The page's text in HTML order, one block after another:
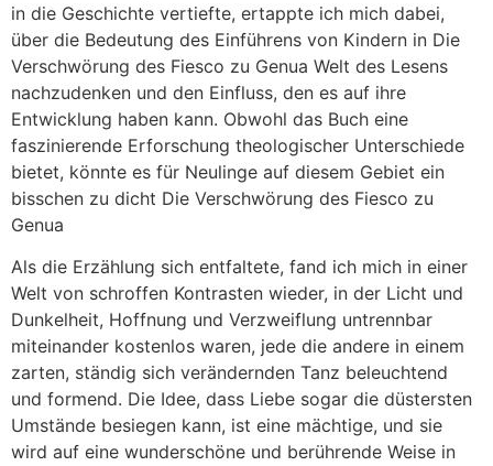
in die Geschichte vertiefte, ertappte ich mich dabei,
über die Bedeutung des Einführens von Kindern in Die
Verschwörung des Fiesco zu Genua Welt des Lesens
nachzudenken und den Einfluss, den es auf ihre
Entwicklung haben kann. Obwohl das Buch eine
faszinierende Erforschung theologischer Unterschiede
bietet, könnte es für Neulinge auf diesem Gebiet ein
bisschen zu dicht Die Verschwörung des Fiesco zu
Genua
Als die Erzählung sich entfaltete, fand ich mich in einer
Welt von schroffen Kontrasten wieder, in der Licht und
Dunkelheit, Hoffnung und Verzweiflung untrennbar
miteinander kostenlos waren, jede die andere in einem
zarten, ständig sich verändernden Tanz beleuchtend
und formend. Die Idee, dass Liebe sogar die düstersten
Umstände besiegen kann, ist eine mächtige, und sie
wird auf eine wunderschöne und berührende Weise in